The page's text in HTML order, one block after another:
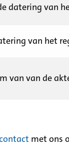
datering van
van het
van van de
met ons